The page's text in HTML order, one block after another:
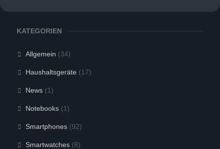
KATEGORIEN
Allgemein (34)
Haushaltsgeräte (17)
News(1)
Notebooks(1)
Smartphones(92)
Smartwatches(8)